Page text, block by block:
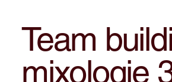
Team
mixologie